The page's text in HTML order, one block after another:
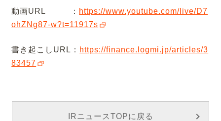
動画URL ： https://www.youtube.com/live/D7
ohZNg87-w?t=11917s
書き起こしURL： https://finance.logmi.jp/articles/3
83457
IRニュースTOPに戻る